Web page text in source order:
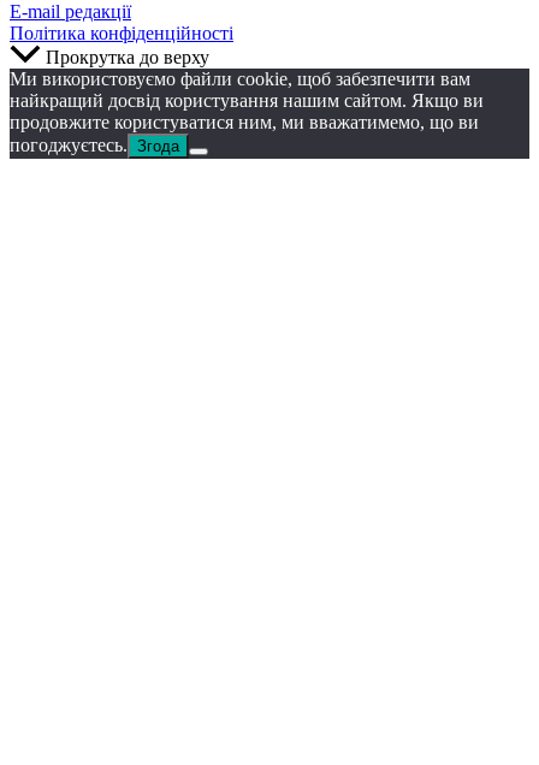
E-mail редакції
Політика конфіденційності
Прокрутка до верху
Ми використовуємо файли cookie, щоб забезпечити вам
найкращий досвід користування нашим сайтом. Якщо ви
продовжите користуватися ним, ми вважатимемо, що ви
погоджуєтесь. Згода